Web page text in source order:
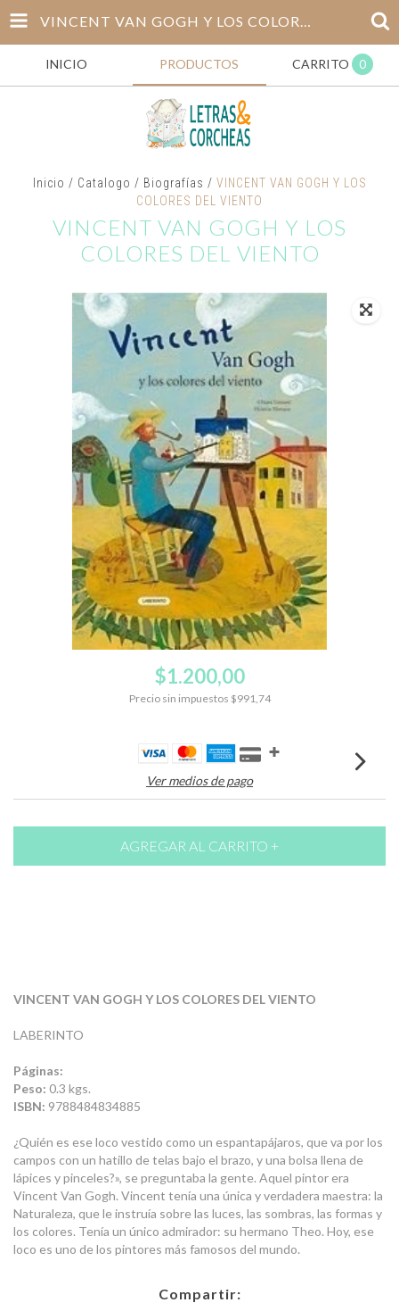
VINCENT VAN GOGH Y LOS COLORES DEL VIENTO
INICIO PRODUCTOS CARRITO 0
Inicio / Catalogo / Biografías / VINCENT VAN GOGH Y LOS
COLORES DEL VIENTO
VINCENT VAN GOGH Y LOS
COLORES DEL VIENTO
$1.200,00
Precio sin impuestos $991,74
Ver medios de pago
VINCENT VAN GOGH Y LOS COLORES DEL VIENTO
LABERINTO
Páginas:
Peso: 0.3 kgs.
ISBN: 9788484834885
¿Quién es ese loco vestido como un espantapájaros, que va por los
campos con un hatillo de telas bajo el brazo, y una bolsa llena de
lápices y pinceles?», se preguntaba la gente. Aquel pintor era
Vincent Van Gogh. Vincent tenía una única y verdadera maestra: la
Naturaleza, que le instruía sobre las luces, las sombras, las formas y
los colores. Tenía un único admirador: su hermano Theo. Hoy, ese
loco es uno de los pintores más famosos del mundo.
Compartir: